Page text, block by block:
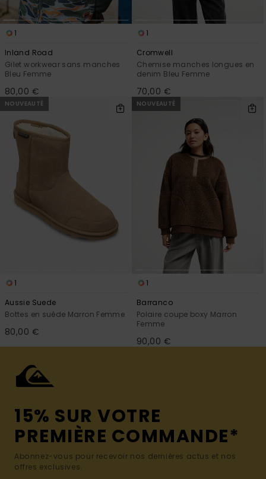
1
Inland Road
Gilet workwear sans manches
Bleu Femme
80,00 €
1
Cromwell
Chemise manches longues en
denim Bleu Femme
70,00 €
NOUVEAUTÉ
1
Aussie Suede
Bottes en suède Marron Femme
80,00 €
NOUVEAUTÉ
1
Barranco
Polaire coupe boxy Marron
Femme
90,00 €
15% SUR VOTRE
PREMIÈRE COMMANDE*
Abonnez-vous pour recevoir nos dernières actus et nos
offres exclusives.